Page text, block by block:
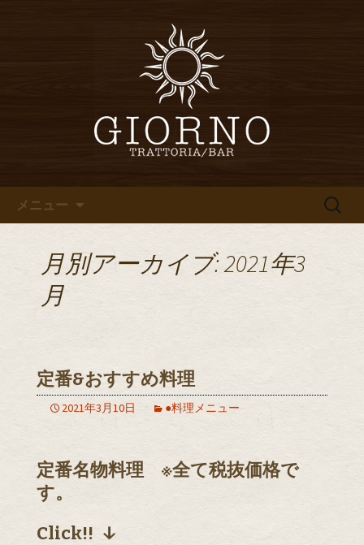
堀江・四ツ橋のイタリアン「イ
タリア食堂ジョルノ～GIORNO
～」のブログ
食堂ジョルノ～GIORNO～」からのお知
メニュー
検
月別アーカイブ: 2021年3
月
定番&おすすめ料理
2021年3月10日 ●料理メニュー
定番名物料理 ※全て税抜価格で
す。
Click!! ↓